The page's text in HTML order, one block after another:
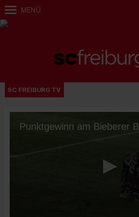
MENÜ
SC FREIBURG TV
Punktgewinn am Bieberer